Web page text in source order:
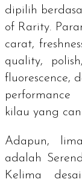
dipilih
of Rarity.
carat,
quality,
fluorescence,
performance
kilau yang
Adapun,
adalah
Kelima